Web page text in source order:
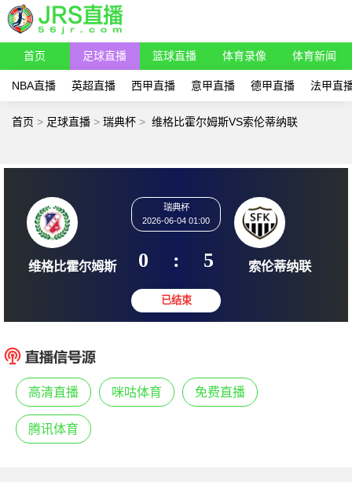
首页 足球直播 篮球直播 体育录像 体育新闻
NBA直播 英超直播 西甲直播 意甲直播 德甲直播 法甲直
首页 > 足球直播 > 瑞典杯 > 维格比霍尔姆斯VS索伦蒂纳联
维格比霍尔姆斯
瑞典杯
2026-06-04 01:00
0 : 5 索伦
高清直播 咪咕体育 免费直播
腾讯体育